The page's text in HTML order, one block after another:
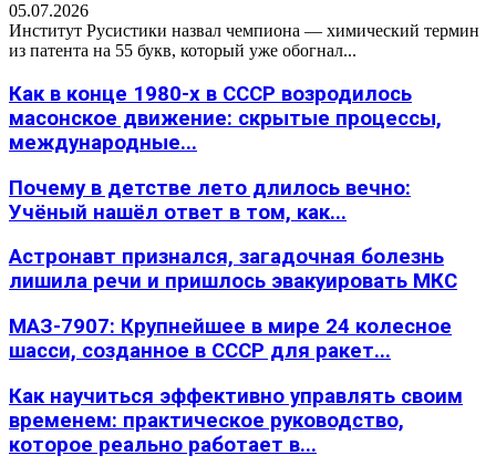
05.07.2026
Институт Русистики назвал чемпиона — химический термин
из патента на 55 букв, который уже обогнал...
Как в конце 1980-х в СССР возродилось
масонское движение: скрытые процессы,
международные...
Почему в детстве лето длилось вечно:
Учёный нашёл ответ в том, как...
Астронавт признался, загадочная болезнь
лишила речи и пришлось эвакуировать МКС
МАЗ-7907: Крупнейшее в мире 24 колесное
шасси, созданное в СССР для ракет...
Как научиться эффективно управлять своим
временем: практическое руководство,
которое реально работает в...